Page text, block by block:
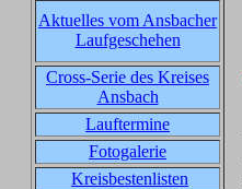
Aktuelles vom Ansbacher
Laufgeschehen
Cross-Serie des Kreises
Ansbach
Lauftermine
Fotogalerie
Kreisbestenlisten